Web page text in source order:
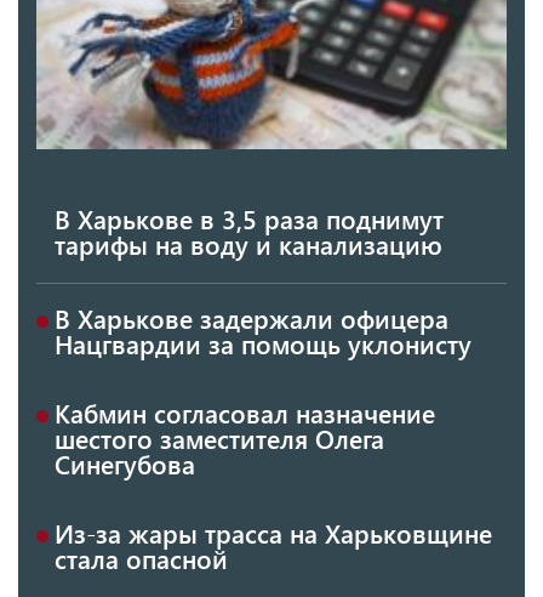
В Харькове в 3,5 раза поднимут
тарифы на воду и канализацию
В Харькове задержали офицера
Нацгвардии за помощь уклонисту
Кабмин согласовал назначение
шестого заместителя Олега
Синегубова
Из-за жары трасса на Харьковщине
стала опасной